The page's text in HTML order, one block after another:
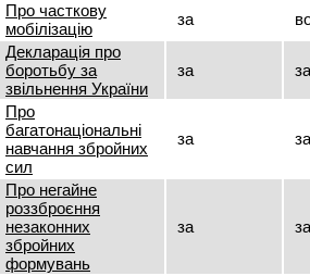
Про часткову
мобілізацію
за
Декларація про
боротьбу за
звільнення України
за за
Про
багатонаціональні
навчання збройних
сил
за за
Про негайне
роззброєння
незаконних
збройних
формувань
за за